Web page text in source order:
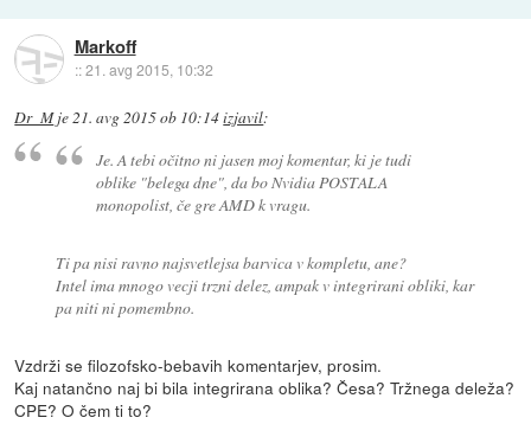
Markoff
::21. avg 2015, 10:32
Dr_Mje21. avg 2015 ob 10:14izjavil:
Je. A tebi očitno ni jasen moj komentar, ki je tudi
oblike "belega dne", da bo Nvidia POSTALA
monopolist, če gre AMD k vragu.
Ti pa nisi ravno najsvetlejsa barvica v kompletu, ane?
Intel ima mnogo vecji trzni delez, ampak v integrirani obliki, kar
pa niti ni pomembno.
Vzdrži se filozofsko-bebavih komentarjev, prosim.
Kaj natančno naj bi bila integrirana oblika? Česa? Tržnega deleža?
CPE? O čem ti to?